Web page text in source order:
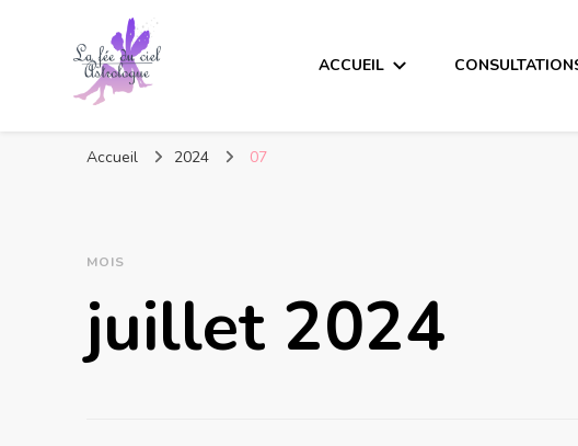
ACCUEIL
Accueil 2024 07
MOIS
juillet 2024